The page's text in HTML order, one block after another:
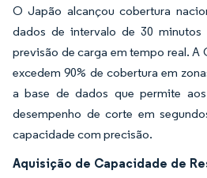
O Japão alcançou cobertura
dados de intervalo de 30 minutos
previsão de carga em tempo real. A
excedem 90% de cobertura em
a base de dados que permite
desempenho de corte em
capacidade com precisão.
Aquisição de Capacidade de